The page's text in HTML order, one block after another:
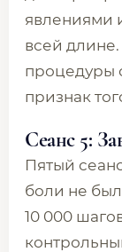
явлениями
всей
процедуры
признак
Сеанс 5:
Пятый
боли не
10 000